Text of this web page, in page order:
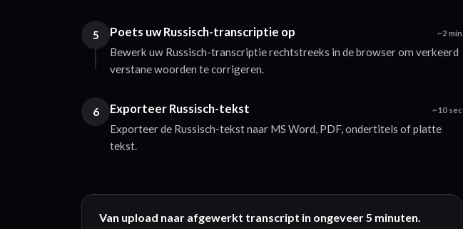
5 Poets uw Russisch-transcriptie op ~2 min
Bewerk uw Russisch-transcriptie rechtstreeks in de browser om verkeerd
verstane woorden te corrigeren.
6 Exporteer Russisch-tekst ~10 sec
Exporteer de Russisch-tekst naar MS Word, PDF, ondertitels of platte
tekst.
Van upload naar afgewerkt transcript in ongeveer 5 minuten.